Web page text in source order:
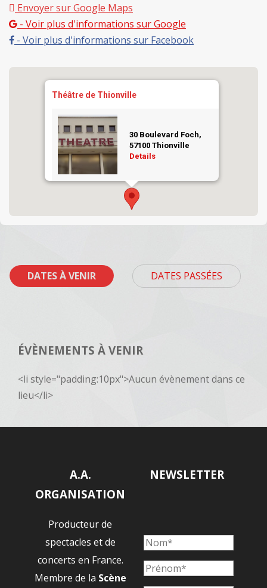
Envoyer sur Google Maps
- Voir plus d'informations sur Google
- Voir plus d'informations sur Facebook
Théâtre de Thionville
30 Boulevard Foch,
57100 Thionville
Details
DATES À VENIR DATES PASSÉES
ÉVÈNEMENTS À VENIR
<li style="padding:10px">Aucun évènement dans ce
lieu</li>
A.A.
ORGANISATION
Producteur de
spectacles et de
concerts en France.
Membre de la Scène
NEWSLETTER